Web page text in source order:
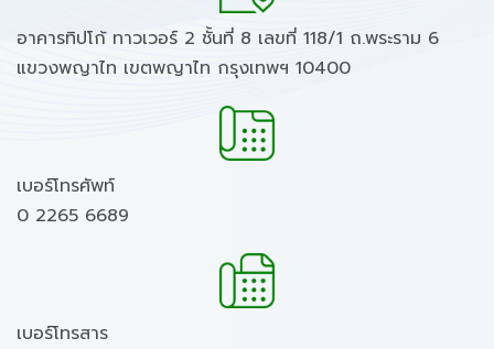
อาคารทิปโก้ ทาวเวอร์ 2 ชั้นที่ 8 เลขที่ 118/1 ถ.พระราม 6
แขวงพญาไท เขตพญาไท กรุงเทพฯ 10400
เบอร์โทรศัพท์
0 2265 6689
เบอร์โทรสาร